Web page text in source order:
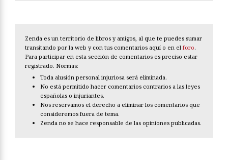
Zenda es un territorio de libros y amigos, al que te puedes sumar
transitando por la web y con tus comentarios aquí o en el foro.
Para participar en esta sección de comentarios es preciso estar
registrado. Normas:
Toda alusión personal injuriosa será eliminada.
No está permitido hacer comentarios contrarios a las leyes
españolas o injuriantes.
Nos reservamos el derecho a eliminar los comentarios que
consideremos fuera de tema.
Zenda no se hace responsable de las opiniones publicadas.